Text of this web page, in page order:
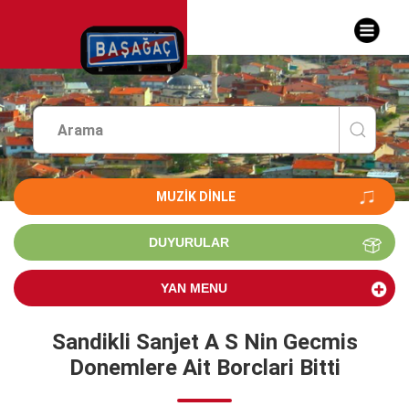
MUZIK DINLE
DUYURULAR
YAN MENU
Sandikli Sanjet A S Nin Gecmis
Donemlere Ait Borclari Bitti